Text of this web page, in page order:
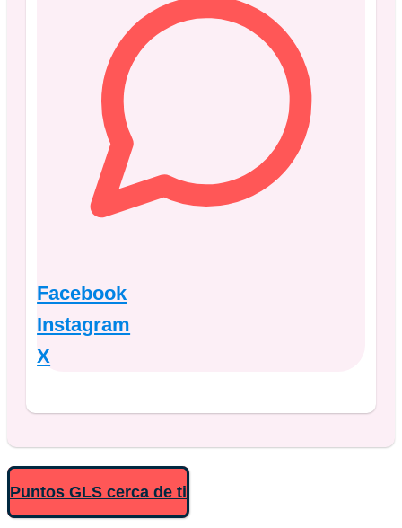
Facebook
Instagram
X
Puntos GLS cerca de ti